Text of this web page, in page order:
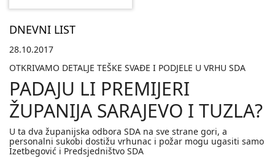
DNEVNI LIST
28.10.2017
OTKRIVAMO DETALJE TEŠKE SVAĐE I PODJELE U VRHU SDA
PADAJU LI PREMIJERI
ŽUPANIJA SARAJEVO I TUZLA?
U ta dva županijska odbora SDA na sve strane gori, a
personalni sukobi dostižu vrhunac i požar mogu ugasiti samo
Izetbegović i Predsjedništvo SDA